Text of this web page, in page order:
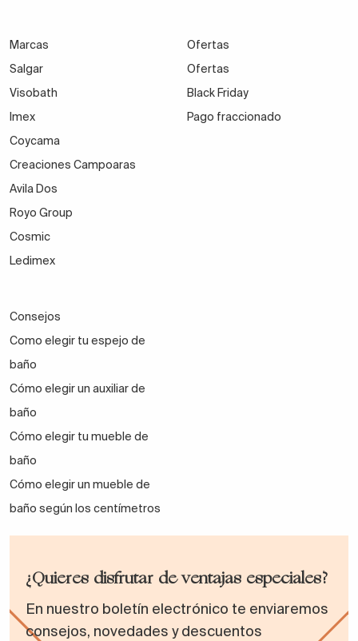
Marcas
Salgar
Visobath
Imex
Coycama
Creaciones Campoaras
Avila Dos
Royo Group
Cosmic
Ledimex
Ofertas
Ofertas
Black Friday
Pago fraccionado
Consejos
Como elegir tu espejo de
baño
Cómo elegir un auxiliar de
baño
Cómo elegir tu mueble de
baño
Cómo elegir un mueble de
baño según los centímetros
¿Quieres disfrutar de ventajas especiales?
En nuestro boletín electrónico te enviaremos
consejos, novedades y descuentos